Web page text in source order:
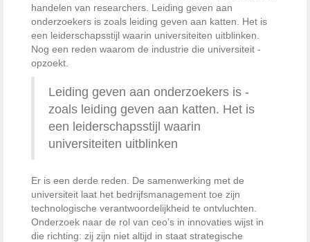
handelen van researchers. Leiding geven aan
onderzoekers is ­zoals leiding geven aan katten. Het is
een leiderschapsstijl waarin universiteiten uitblinken.
Nog een reden waarom de industrie die universiteit ­
opzoekt.
Leiding geven aan onderzoekers is ­
zoals leiding geven aan katten. Het is
een leiderschapsstijl waarin
universiteiten uitblinken
Er is een derde reden. De ­samenwerking met de
universiteit laat het bedrijfsmanagement toe zijn
technologische verantwoordelijkheid te ontvluchten.
Onderzoek naar de rol van ceo’s in innovaties wijst in
die richting: zij zijn niet altijd in staat strategische